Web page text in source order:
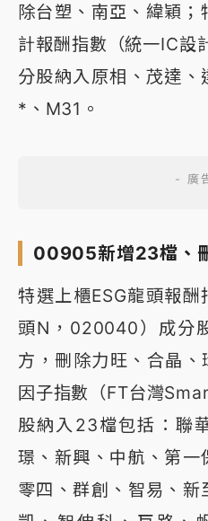
除台塑、南亞、緯穎
計報酬指數（統一IC
分股納入原相、茂達
*、M31。
00905新增23檔、
特選上櫃ESG龍頭報
頭N，020040）成分
方，刪除力旺、合晶
因子指數（FT台灣
股納入23檔包括：聯
璟、新興、中航、第
零四、群創、智易、